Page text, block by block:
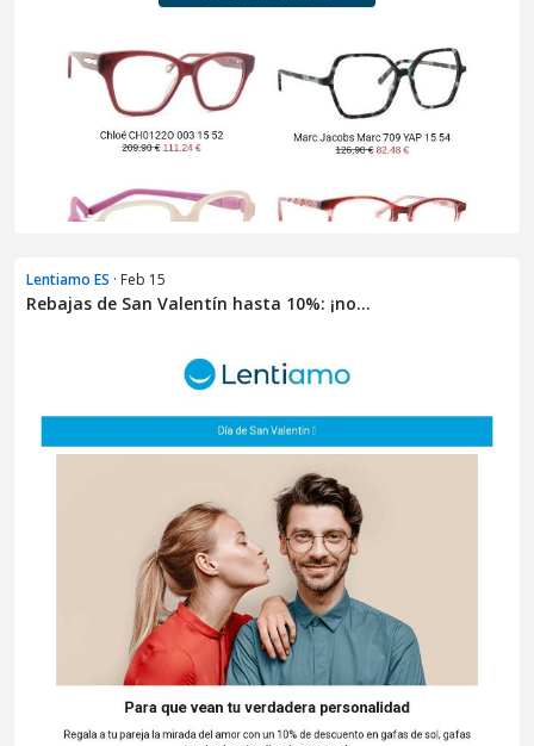
Lentiamo ES · Feb 15
Rebajas de San Valentín hasta 10%: ¡no...